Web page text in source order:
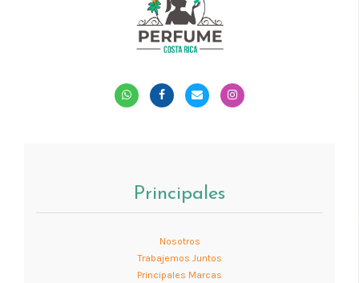
Principales
Nosotros
Trabajemos Juntos
Principales Marcas